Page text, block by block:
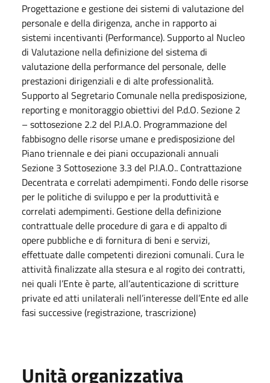
Progettazione e gestione dei sistemi di valutazione del
personale e della dirigenza, anche in rapporto ai
sistemi incentivanti (Performance). Supporto al Nucleo
di Valutazione nella definizione del sistema di
valutazione della performance del personale, delle
prestazioni dirigenziali e di alte professionalità.
Supporto al Segretario Comunale nella predisposizione,
reporting e monitoraggio obiettivi del P.d.O. Sezione 2
– sottosezione 2.2 del P.I.A.O. Programmazione del
fabbisogno delle risorse umane e predisposizione del
Piano triennale e dei piani occupazionali annuali
Sezione 3 Sottosezione 3.3 del P.I.A.O.. Contrattazione
Decentrata e correlati adempimenti. Fondo delle risorse
per le politiche di sviluppo e per la produttività e
correlati adempimenti. Gestione della definizione
contrattuale delle procedure di gara e di appalto di
opere pubbliche e di fornitura di beni e servizi,
effettuate dalle competenti direzioni comunali. Cura le
attività finalizzate alla stesura e al rogito dei contratti,
nei quali l’Ente è parte, all’autenticazione di scritture
private ed atti unilaterali nell’interesse dell’Ente ed alle
fasi successive (registrazione, trascrizione)
Unità organizzativa